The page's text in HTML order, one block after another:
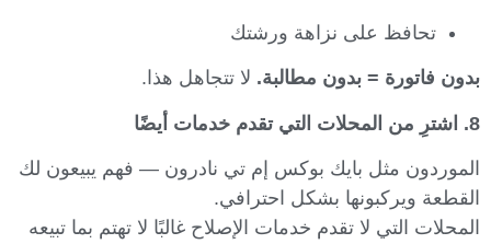
تحافظ على نزاهة ورشتك
بدون فاتورة = بدون مطالبة. لا تتجاهل هذا.
8. اشترِ من المحلات التي تقدم خدمات أيضًا
الموردون مثل بايك بوكس إم تي نادرون — فهم يبيعون لك
القطعة ويركبونها بشكل احترافي.
المحلات التي لا تقدم خدمات الإصلاح غالبًا لا تهتم بما تبيعه